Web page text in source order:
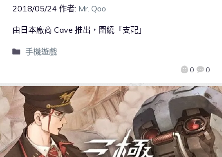
2018/05/24 作者: Mr. Qoo
0 0
由日本廠商 Cave 推出，圍繞「支配」
手機遊戲